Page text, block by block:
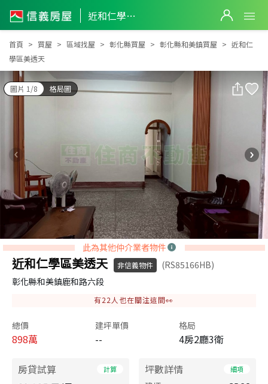
近和仁學區美透天
近和仁學區美透天
首頁 買屋 區域找屋 彰化縣買屋 彰化縣和美鎮買屋
近和仁
學區美透天
圖片 1/8 格局圖
此為其他仲介業者物件
近和仁學區美透天 非信義物件
(RS85166HB)
彰化縣和美鎮鹿和路六段
有22 人也在關注這間👀
總價
898萬
建坪單價
--
格局
4房2廳3衛
房貸試算 計算 坪數詳情 細項